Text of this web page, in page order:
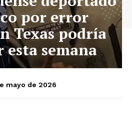
por error
Texas podría
esta semana
mayo de 2026